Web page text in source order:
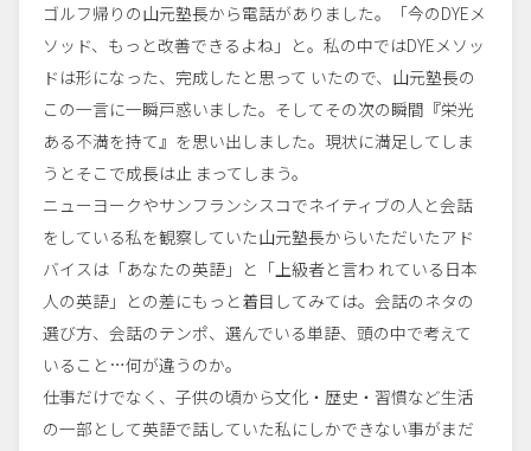
ゴルフ帰りの山元塾長から電話がありました。「今のDYEメ
ソッド、もっと改善できるよね」と。私の中ではDYEメソッ
ドは形になった、完成したと思って いたので、山元塾長の
この一言に一瞬戸惑いました。そしてその次の瞬間『栄光
ある不満を持て』を思い出しました。現状に満足してしま
うとそこで成長は止 まってしまう。
ニューヨークやサンフランシスコでネイティブの人と会話
をしている私を観察していた山元塾長からいただいたアド
バイスは「あなたの英語」と「上級者と言わ れている日本
人の英語」との差にもっと着目してみては。会話のネタの
選び方、会話のテンポ、選んでいる単語、頭の中で考えて
いること…何が違うのか。
仕事だけでなく、子供の頃から文化・歴史・習慣など生活
の一部として英語で話していた私にしかできない事がまだ